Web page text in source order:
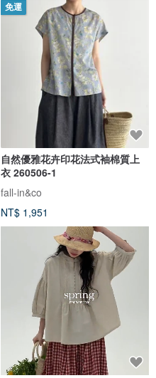
免運
自然優雅花卉印花法式袖棉質上
衣 260506-1
fall-in&co
NT$ 1,951